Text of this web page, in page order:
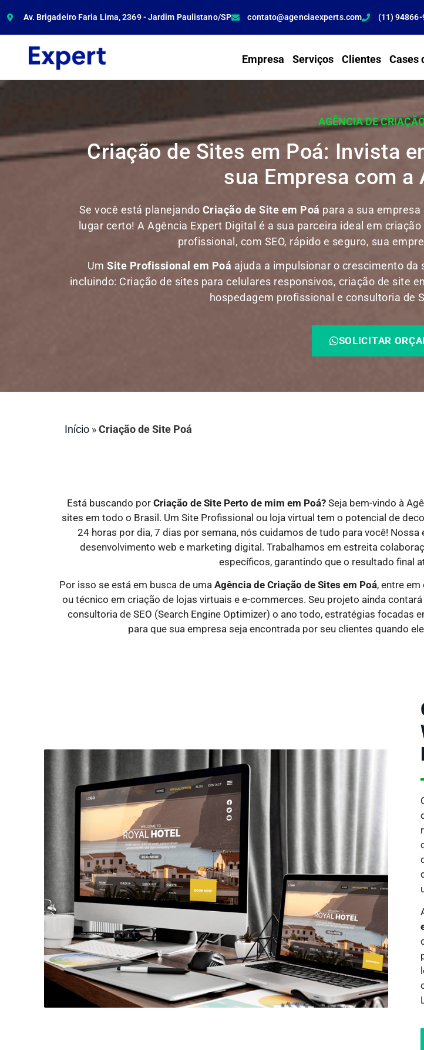
Av. Brigadeiro Faria Lima, 2369 - Jardim Paulistano/SP contato@agenciaexperts.com (11) 94866-
Empresa Serviços Clientes Cases
AGÊNCIA DE
Criação de Sites em Poá: Invista
sua Empresa com a
Se você está planejando Criação de Site em Poá para a sua
lugar certo! A Agência Expert Digital é a sua parceira ideal em
profissional, com SEO, rápido e seguro, sua
Um Site Profissional em Poá ajuda a impulsionar o crescimento
incluindo: Criação de sites para celulares responsivos, criação de site
hospedagem profissional e consultoria de
SOLICITAR
Início »Criação de Site Poá
Está buscando por Criação de Site Perto de mim em Poá?Seja bem-vindo à
sites em todo o Brasil. Um Site Profissional ou loja virtual tem o potencial de
24 horas por dia, 7 dias por semana, nós cuidamos de tudo para você!
desenvolvimento web e marketing digital. Trabalhamos em estreita
específicos, garantindo que o resultado final
Por isso se está em busca de uma Agência de Criação de Sites em Poá, entre
ou técnico em criação de lojas virtuais e e-commerces. Seu projeto ainda
consultoria de SEO (Search Engine Optimizer) o ano todo, estratégias focadas
para que sua empresa seja encontrada por seu clientes quando